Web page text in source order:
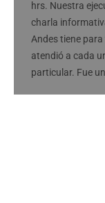
hrs. Nuestra
charla
Andes tiene
atendió a cada
particular. Fue